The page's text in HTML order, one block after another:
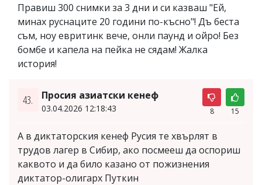
Правиш 300 снимки за 3 дни и си казваш "Ей,
минах руснаците 20 години по-късно"! Дъ беста
съм, ноу евритинк вече, онли паунд и ойро! Без
бомбе и капела на пейка не сядам! Жалка
история!
43. Просия азиатски кенеф
03.04.2026 12:18:43 8 15
А в диктаторския кенеф Русия те хвърлят в
трудов лагер в Сибир, ако посмееш да оспориш
каквото и да било казано от пожизнения
диктатор-олигарх Путкин